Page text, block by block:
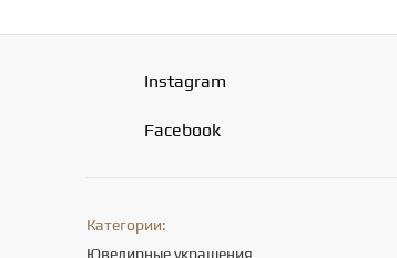
Instagram
Facebook
Категории:
Ювелирные украшения